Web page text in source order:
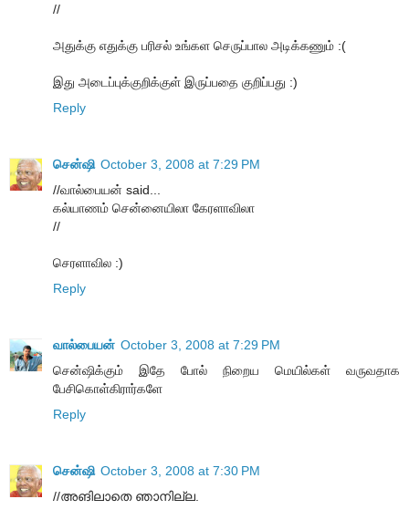
//
அதுக்கு எதுக்கு பரிசல் உங்கள செருப்பால அடிக்கணும் :(
இது அடைப்புக்குறிக்குள் இருப்பதை குறிப்பது :)
Reply
சென்ஷி October 3, 2008 at 7:29 PM
//வால்பையன் said...
கல்யாணம் சென்னையிலா கேரளாவிலா
//
செரளாவில :)
Reply
வால்பையன் October 3, 2008 at 7:29 PM
சென்ஷிக்கும் இதே போல் நிறைய மெயில்கள் வருவதாக
பேசிகொள்கிரார்களே
Reply
சென்ஷி October 3, 2008 at 7:30 PM
//അങിലാതെ ഞാനില്ല.